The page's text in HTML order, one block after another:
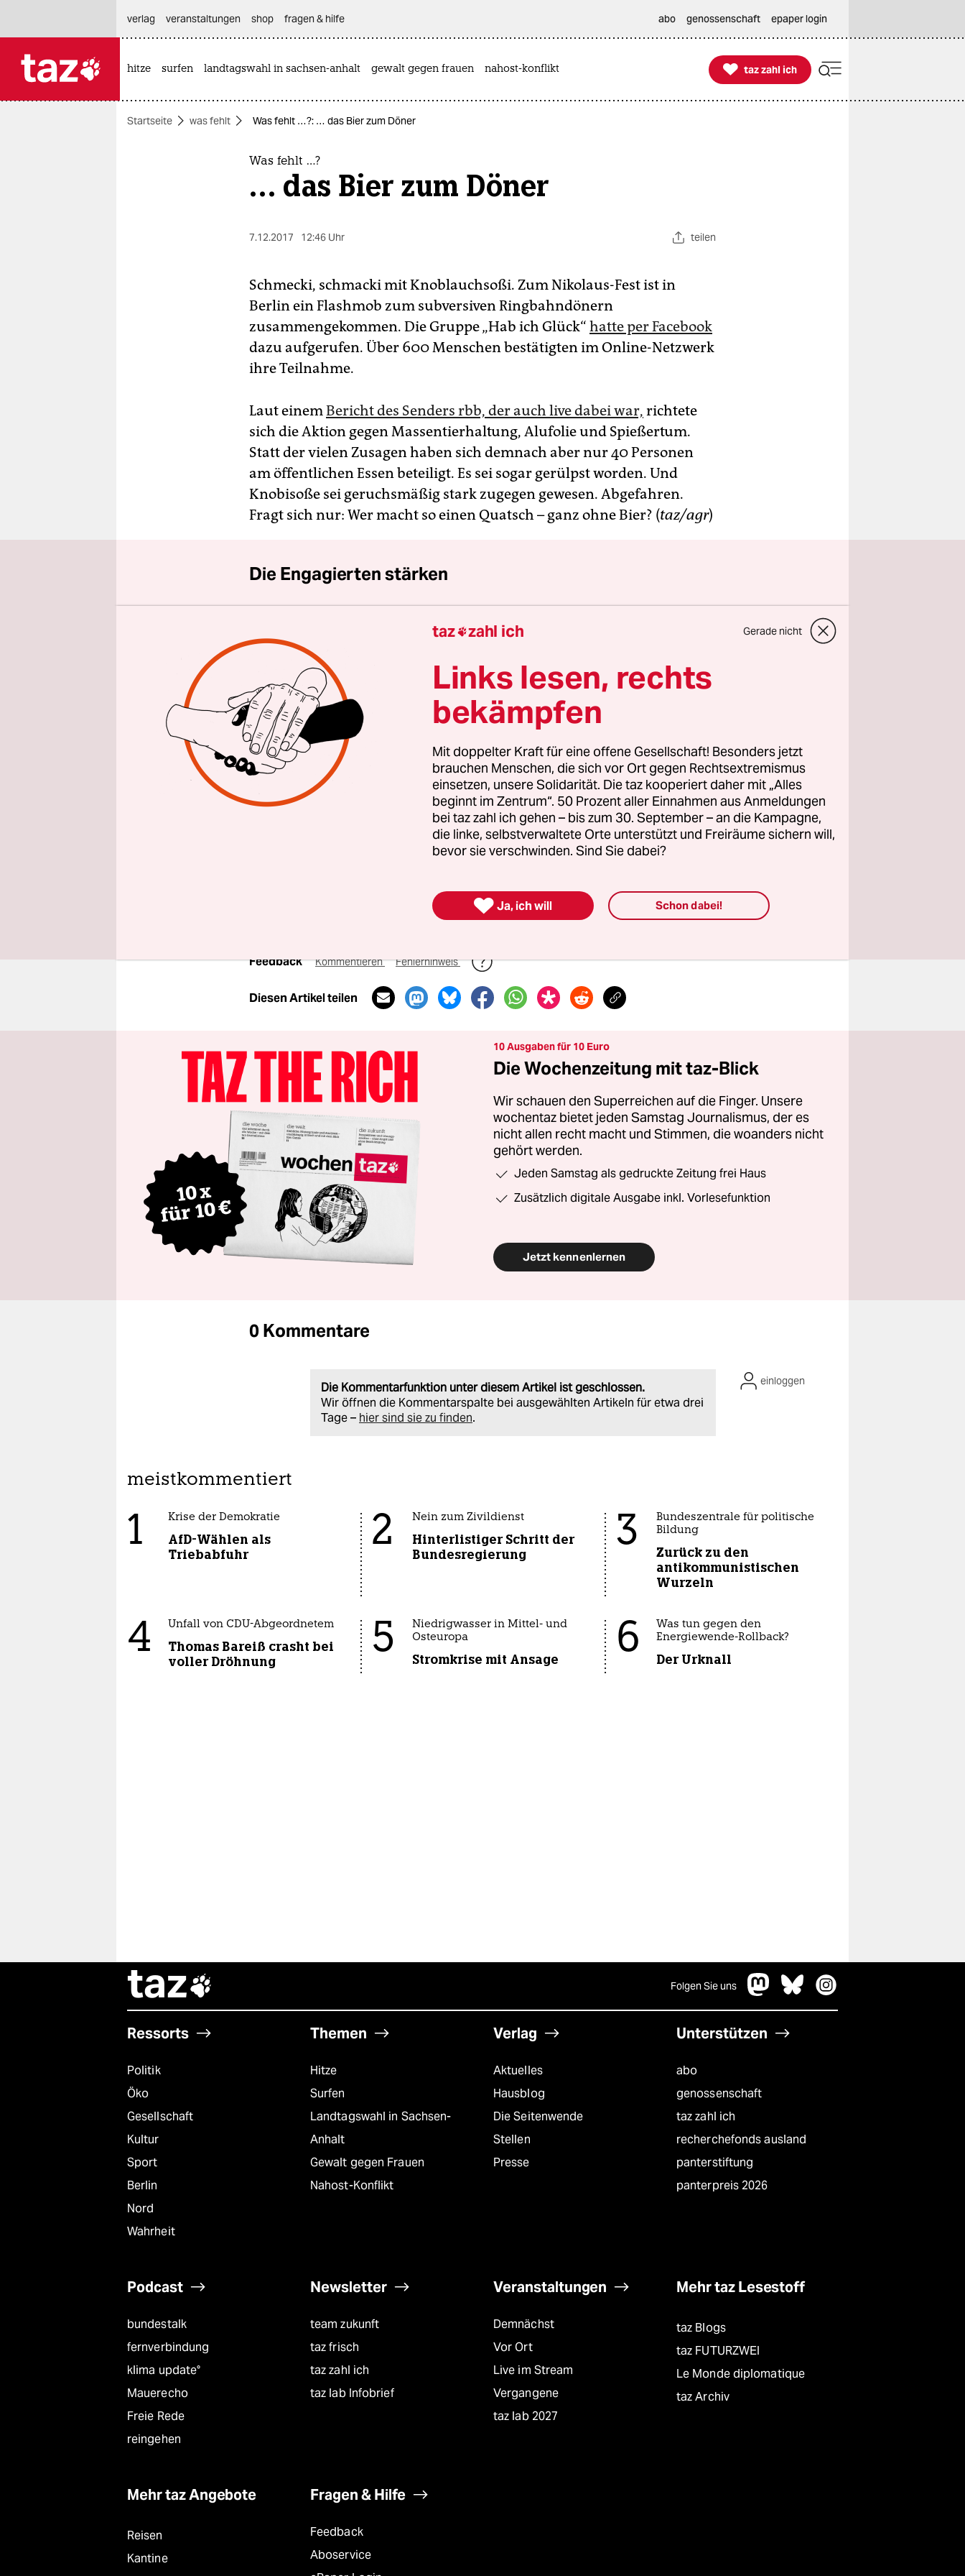
themen
verlag
veranstaltungen shop fragen & hilfe abo genossenschaft epaper login
hitze surfen landtagswahl in sachsen-anhalt gewalt gegen frauen nahost-konflikt 
taz zahl ich
taz zahl ich
Startseite was fehlt Was fehlt …?: … das Bier zum Döner
Was fehlt …?
… das Bier zum Döner
7.12.2017 12:46 Uhr teilen
Schmecki, schmacki mit Knoblauchsoßi. Zum Nikolaus-Fest ist in
Berlin ein Flashmob zum subversiven Ringbahndönern
zusammengekommen. Die Gruppe „Hab ich Glück“ hatte per Facebook
dazu aufgerufen. Über 600 Menschen bestätigten im Online-Netzwerk
ihre Teilnahme.
Laut einemBericht des Senders rbb, der auch live dabei war, richtete
sich die Aktion gegen Massentierhaltung, Alufolie und Spießertum.
Statt der vielen Zusagen haben sich demnach aber nur 40 Personen
am öffentlichen Essen beteiligt. Es sei sogar gerülpst worden. Und
Knobisoße sei geruchsmäßig stark zugegen gewesen. Abgefahren.
Fragt sich nur: Wer macht so einen Quatsch – ganz ohne Bier? (taz/agr)
Die Engagierten stärken
zeigt, wie stark rechtsextreme Kräfte inzwischen geworden sind.
Gerade jetzt braucht es Zusammenhalt und Solidarität. Auch und vor
allem mit den Menschen, die sich vor Ort für eine starke
Zivilgesellschaft einsetzen. Die taz kooperiert deshalb mit "Alles
beginnt im Zentrum". Die Kampagne unterstützt bundesweit linke,
selbstverwaltete Orte und baut einen solidarischen Fonds für deren
Schutz und Erhalt auf. Eine offene Gesellschaft braucht guten, frei
zugänglichen Journalismus – und zivilgesellschaftliches Engagement.
Finden Sie auch? Dann machen Sie mit und unterstützen Sie unsere
Feedback Kommentieren Fehlerhinweis
Diesen Artikel teilen
10 Ausgaben für 10 Euro
Die Wochenzeitung mit taz-Blick
Wir schauen den Superreichen auf die Finger. Unsere
wochentaz bietet jeden Samstag Journalismus, der es
nicht allen recht macht und Stimmen, die woanders nicht
gehört werden.
Jeden Samstag als gedruckte Zeitung frei Haus
Zusätzlich digitale Ausgabe inkl. Vorlesefunktion
Jetzt kennenlernen
0 Kommentare
Die Kommentarfunktion unter diesem Artikel ist geschlossen.
Wir öffnen die Kommentarspalte bei ausgewählten Artikeln für etwa drei
Tage – hier sind sie zu finden.
einloggen
meistkommentiert
1 Krise der Demokratie
AfD-Wählen als
Triebabfuhr
2 Nein zum Zivildienst
Hinterlistiger Schritt der
Bundesregierung
3
Bundeszentrale für politische
Bildung
Zurück zu den
antikommunistischen
Wurzeln
4 Unfall von CDU-Abgeordnetem
Thomas Bareiß crasht bei
voller Dröhnung
5
Niedrigwasser in Mittel- und
Osteuropa
Stromkrise mit Ansage 6
Was tun gegen den
Energiewende-Rollback?
Der Urknall
taz Folgen Sie uns
Ressorts
Politik
Öko
Gesellschaft
Kultur
Sport
Berlin
Nord
Wahrheit
Themen
Hitze
Surfen
Landtagswahl in Sachsen-
Anhalt
Gewalt gegen Frauen
Nahost-Konflikt
Verlag
Aktuelles
Hausblog
Die Seitenwende
Stellen
Presse
Unterstützen
abo
genossenschaft
taz zahl ich
recherchefonds ausland
panterstiftung
panterpreis 2026
Podcast
bundestalk
fernverbindung
klima update°
Mauerecho
Freie Rede
reingehen
Newsletter
team zukunft
taz frisch
taz zahl ich
taz lab Infobrief
Veranstaltungen
Demnächst
Vor Ort
Live im Stream
Vergangene
taz lab 2027
Mehr taz Lesestoff
taz Blogs
taz FUTURZWEI
Le Monde diplomatique
taz Archiv
Mehr taz Angebote
Reisen
Kantine
Fragen & Hilfe
Feedback
Aboservice
taz zahl ich Gerade nicht
Links lesen, rechts
bekämpfen
Mit doppelter Kraft für eine offene Gesellschaft! Besonders jetzt
brauchen Menschen, die sich vor Ort gegen Rechtsextremismus
einsetzen, unsere Solidarität. Die taz kooperiert daher mit „Alles
beginnt im Zentrum“. 50 Prozent aller Einnahmen aus Anmeldungen
bei taz zahl ich gehen – bis zum 30. September – an die Kampagne,
die linke, selbstverwaltete Orte unterstützt und Freiräume sichern will,
bevor sie verschwinden. Sind Sie dabei?
 Ja, ich will Schon dabei!